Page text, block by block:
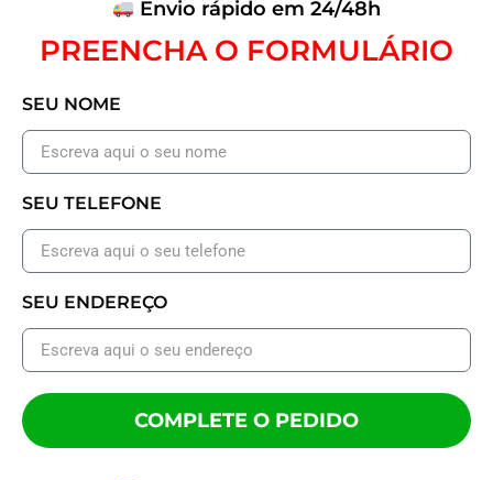
Envio rápido em 24/48h
PREENCHA O FORMULÁRIO
SEU NOME
SEU TELEFONE
SEU ENDEREÇO
COMPLETE O PEDIDO